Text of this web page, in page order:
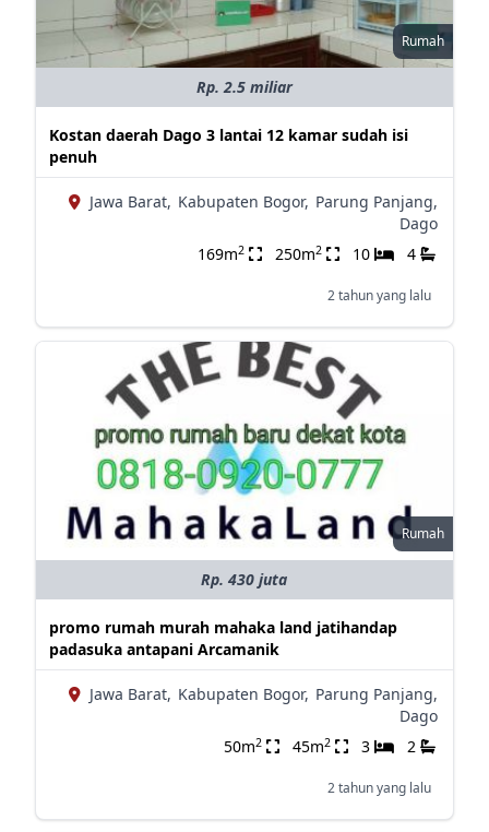
Rumah
Rp. 2.5 miliar
Kostan daerah Dago 3 lantai 12 kamar sudah isi
penuh
Jawa Barat, Kabupaten Bogor, Parung Panjang,
Dago
169m2 250m2 10 4
2 tahun yang lalu
Rumah
Rp. 430 juta
promo rumah murah mahaka land jatihandap
padasuka antapani Arcamanik
Jawa Barat, Kabupaten Bogor, Parung Panjang,
Dago
50m2 45m2 3 2
2 tahun yang lalu